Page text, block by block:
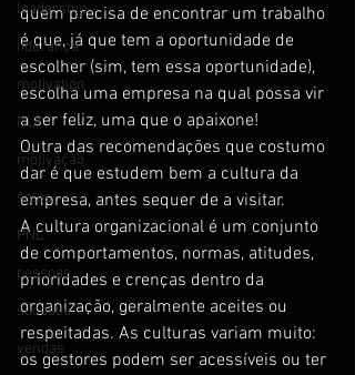
leadership
liderança
motivation
NLP
motivação
sales
PNL
pessoas
sucesso
vendas
quem precisa de encontrar um trabalho
é que, já que tem a oportunidade de
escolher (sim, tem essa oportunidade),
escolha uma empresa na qual possa vir
a ser feliz, uma que o apaixone!
Outra das recomendações que costumo
dar é que estudem bem a cultura da
empresa, antes sequer de a visitar.
A cultura organizacional é um conjunto
de comportamentos, normas, atitudes,
prioridades e crenças dentro da
organização, geralmente aceites ou
respeitadas. As culturas variam muito:
os gestores podem ser acessíveis ou ter